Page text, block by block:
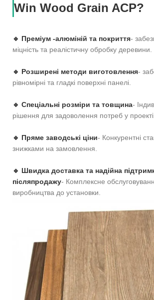
Win Wood Grain ACP?
🔹 Преміум -алюміній та покриття-
міцність та реалістичну обробку деревини.
🔹 Розширені методи виготовлення-
рівномірні та гладкі поверхні панелі.
🔹 Спеціальні розміри та товщина-
рішення для задоволення потреб у проекті.
🔹 Пряме заводські ціни- Конкурентні
знижками на замовлення.
🔹 Швидка доставка та надійна
післяпродажу- Комплексне
виробництва до установки.